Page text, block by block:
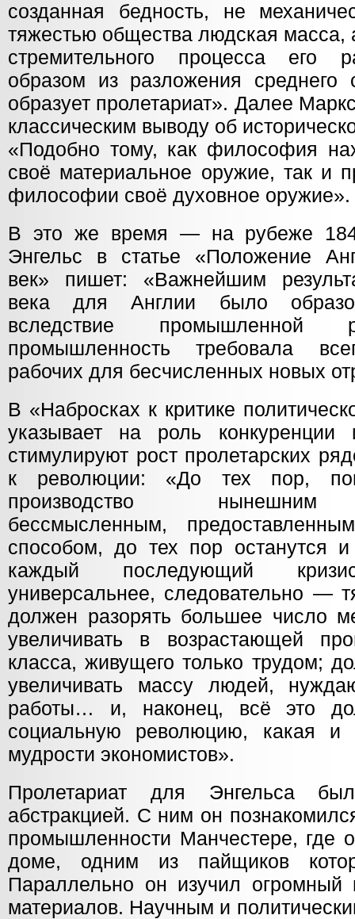
созданная бедность, не
тяжестью общества людская масса,
стремительного процесса его
образом из разложения
образует пролетариат». Далее
классическим выводу об
«Подобно тому, как философия
своё материальное оружие, так и
философии своё духовное оружие».
В это же время — на рубеже
Энгельс в статье «Положение
век» пишет: «Важнейшим
века для Англии было
вследствие промышленной
промышленность требовала
рабочих для бесчисленных новых
В «Набросках к критике
указывает на роль конкуренции
стимулируют рост пролетарских
к революции: «До тех пор,
производство нынешним
бессмысленным,
способом, до тех пор останутся
каждый последующий
универсальнее, следовательно —
должен разорять большее число
увеличивать в возрастающей
класса, живущего только трудом;
увеличивать массу людей,
работы… и, наконец, всё это
социальную революцию, какая и
мудрости экономистов».
Пролетариат для Энгельса
абстракцией. С ним он
промышленности Манчестере, где
доме, одним из пайщиков
Параллельно он изучил огромный
материалов. Научным и